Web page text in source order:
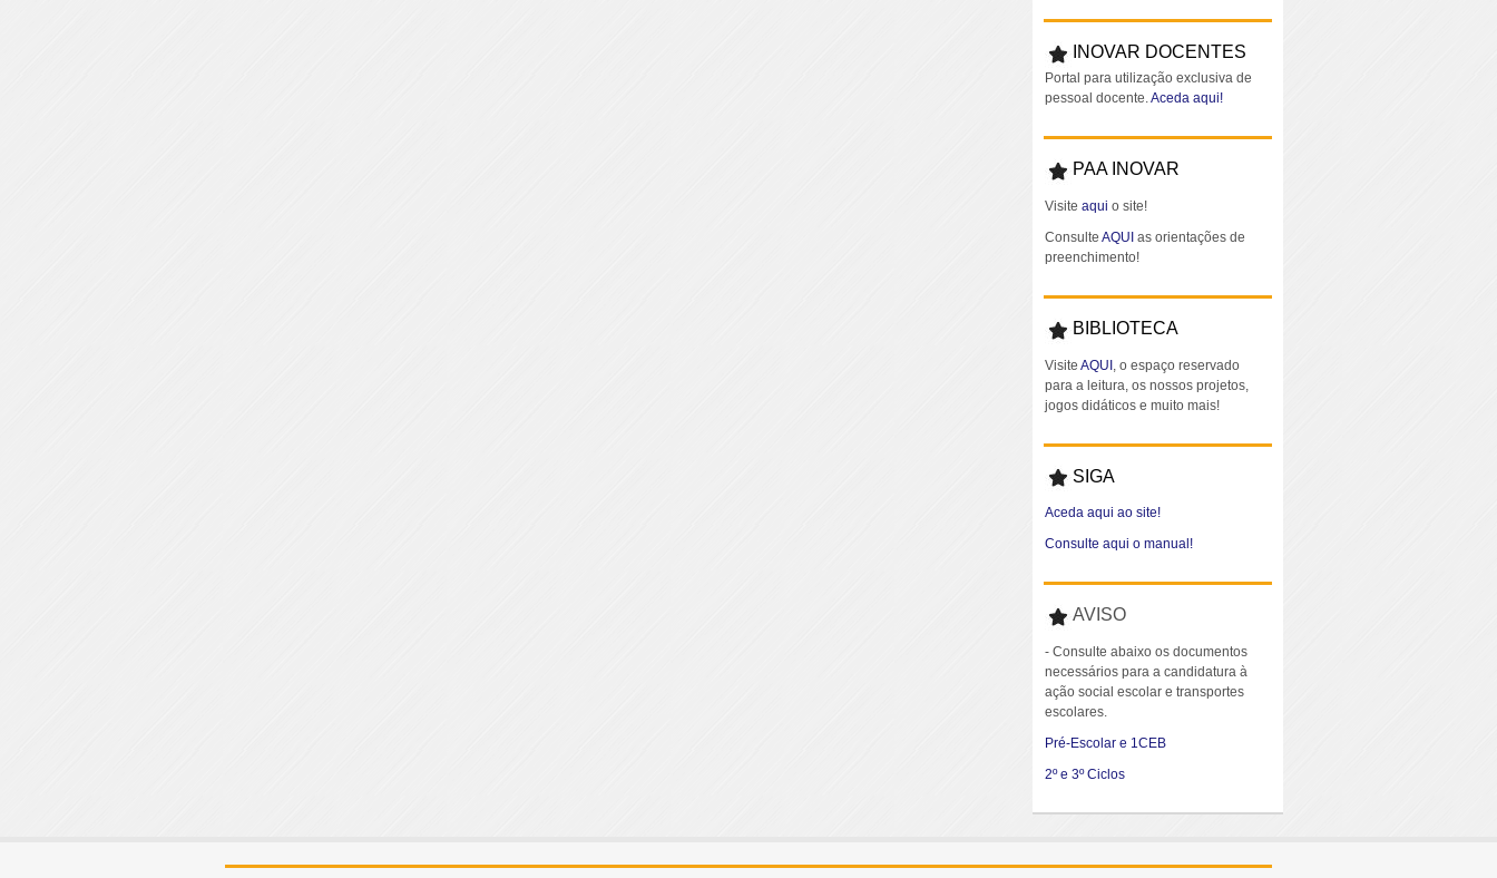
INOVAR DOCENTES
Portal para utilização exclusiva de
pessoal docente.Aceda aqui!
PAA INOVAR
Visite aqui o site!
ConsulteAQUI as orientações de
preenchimento!
BIBLIOTECA
VisiteAQUI , o espaço reservado
para a leitura, os nossos projetos,
jogos didáticos e muito mais!
SIGA
Aceda aqui ao site!
Consulte aqui o manual!
AVISO
- Consulte abaixo os documentos
necessários para a candidatura à
ação social escolar e transportes
escolares.
Pré-Escolar e 1CEB
2º e 3º Ciclos